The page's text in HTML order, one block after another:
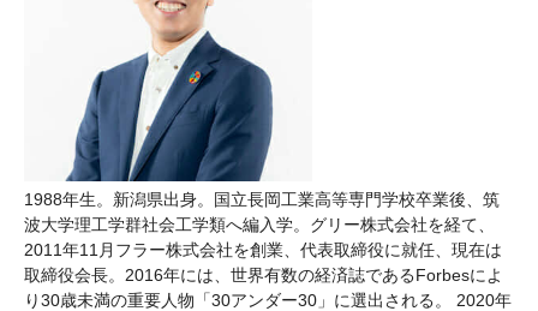
1988年生。新潟県出身。国立長岡工業高等専門学校卒業後、筑
波大学理工学群社会工学類へ編入学。グリー株式会社を経て、
2011年11月フラー株式会社を創業、代表取締役に就任、現在は
取締役会長。2016年には、世界有数の経済誌であるForbesによ
り30歳未満の重要人物「30アンダー30」に選出される。 2020年